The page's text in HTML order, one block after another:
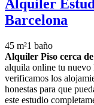
Alquiler
Barcelona
45 m²1 baño
Alquiler Piso cerca
alquila online tu nuevo
verificamos los
honestas para que
este estudio